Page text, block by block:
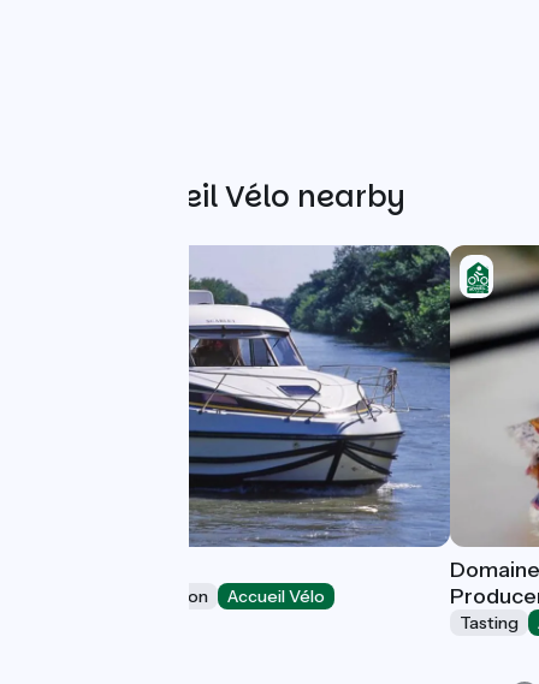
Other Accueil Vélo nearby
Leisure and recreation Accueil Vélo
Tasting